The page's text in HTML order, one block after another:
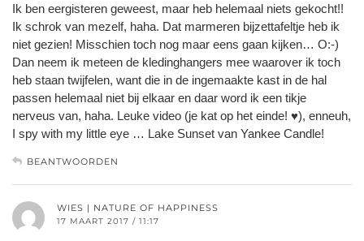
Ik ben eergisteren geweest, maar heb helemaal niets gekocht!!
Ik schrok van mezelf, haha. Dat marmeren bijzettafeltje heb ik
niet gezien! Misschien toch nog maar eens gaan kijken… O:-)
Dan neem ik meteen de kledinghangers mee waarover ik toch
heb staan twijfelen, want die in de ingemaakte kast in de hal
passen helemaal niet bij elkaar en daar word ik een tikje
nerveus van, haha. Leuke video (je kat op het einde! ♥), enneuh,
I spy with my little eye … Lake Sunset van Yankee Candle!
BEANTWOORDEN
WIES | NATURE OF HAPPINESS
17 MAART 2017 / 11:17